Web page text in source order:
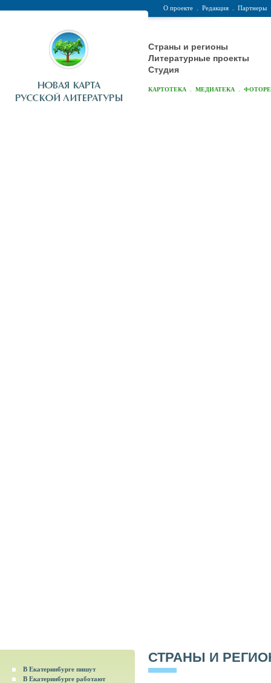
О проекте Редакция Партнеры
Страны и регионы
Литературные проекты
Студия
КАРТОТЕКА МЕДИАТЕКА
В Екатеринбурге пишут
В Екатеринбурге работают
СТРАНЫ И